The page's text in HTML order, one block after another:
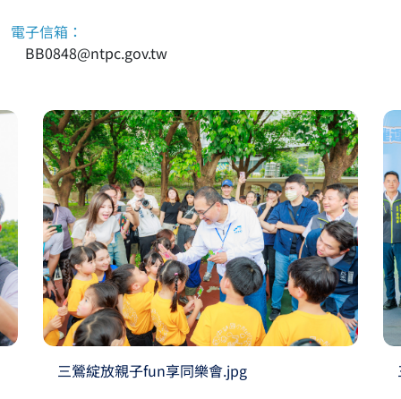
電子信箱：
BB0848@ntpc.gov.tw
三鶯綻放親子fun享同樂會.jpg